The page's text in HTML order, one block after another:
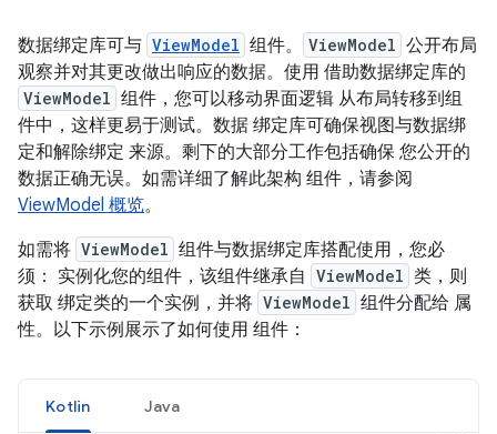
数据绑定库可与 ViewModel 组件。 ViewModel 公开布局
观察并对其更改做出响应的数据。使用 借助数据绑定库的
ViewModel 组件，您可以移动界面逻辑 从布局转移到组
件中，这样更易于测试。数据 绑定库可确保视图与数据绑
定和解除绑定 来源。剩下的大部分工作包括确保 您公开的
数据正确无误。如需详细了解此架构 组件，请参阅
ViewModel 概览。
如需将 ViewModel 组件与数据绑定库搭配使用，您必
须： 实例化您的组件，该组件继承自 ViewModel 类，则
获取 绑定类的一个实例，并将 ViewModel 组件分配给 属
性。以下示例展示了如何使用 组件：
Kotlin Java